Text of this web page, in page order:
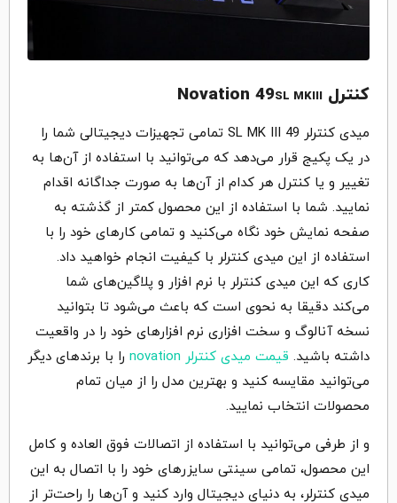
کنترل Novation 49 SL MKIII
میدی کنترلر 49 SL MK III تمامی تجهیزات دیجیتالی شما را
در یک پکیج قرار می‌دهد که می‌توانید با استفاده از آن‌ها به
تغییر و یا کنترل هر کدام از آن‌ها به صورت جداگانه اقدام
نمایید. شما با استفاده از این محصول کمتر از گذشته به
صفحه نمایش خود نگاه می‌کنید و تمامی کارهای خود را با
استفاده از این میدی کنترلر با کیفیت انجام خواهید داد.
کاری که این میدی کنترلر با نرم افزار و پلاگین‌های شما
می‌کند دقیقا به نحوی است که باعث می‌شود تا بتوانید
نسخه آنالوگ و سخت افزاری نرم افزارهای خود را در واقعیت
داشته باشید. قیمت میدی کنترلر novation
را با برندهای دیگر
می‌توانید مقایسه کنید و بهترین مدل را از میان تمام
محصولات انتخاب نمایید.
و از طرفی می‌توانید با استفاده از اتصالات فوق العاده و کامل
این محصول، تمامی سینتی سایزرهای خود را با اتصال به این
میدی کنترلر، به دنیای دیجیتال وارد کنید و آن‌ها را راحت‌تر از